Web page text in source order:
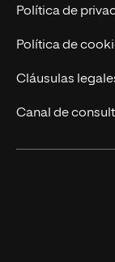
Contáctanos
Política de
Política de
Cláusulas
Canal de